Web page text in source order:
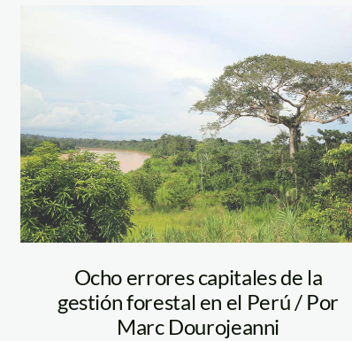
purus—spda
Ocho errores capitales de la
gestión forestal en el Perú / Por
Marc Dourojeanni